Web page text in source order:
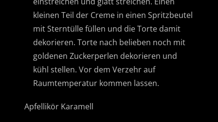
kleinen Teil der Creme in einen Spritzbeutel
mit Sterntülle füllen und die Torte damit
dekorieren. Torte nach belieben noch mit
goldenen Zuckerperlen dekorieren und
kühl stellen. Vor dem Verzehr auf
Raumtemperatur kommen lassen.
Apfellikör Karamell